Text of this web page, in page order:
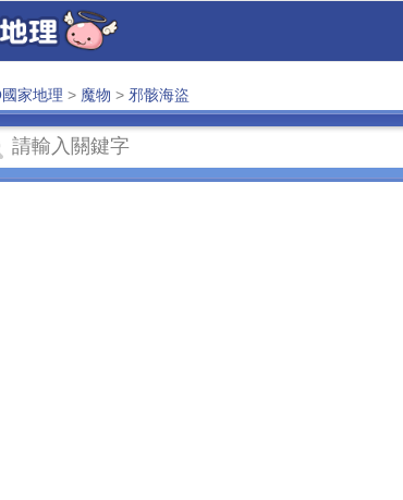
家地理 > 魔物 > 邪骸海盜